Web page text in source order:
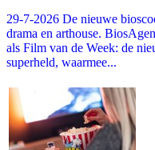
29-7-2026 De nieuwe
drama en arthouse.
als Film van de Week: de
superheld, waarmee...